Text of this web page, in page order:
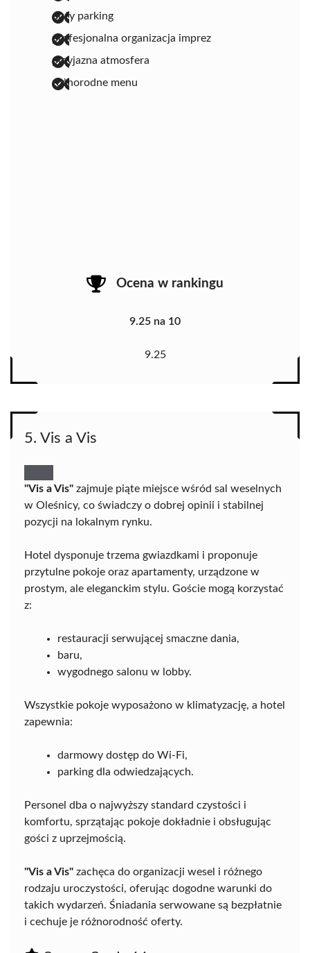
duży parking
profesjonalna organizacja imprez
przyjazna atmosfera
różnorodne menu
Ocena w rankingu
9.25 na 10
9.25
5. Vis a Vis
"Vis a Vis" zajmuje piąte miejsce wśród sal weselnych
w Oleśnicy, co świadczy o dobrej opinii i stabilnej
pozycji na lokalnym rynku.
Hotel dysponuje trzema gwiazdkami i proponuje
przytulne pokoje oraz apartamenty, urządzone w
prostym, ale eleganckim stylu. Goście mogą korzystać
z:
restauracji serwującej smaczne dania,
baru,
wygodnego salonu w lobby.
Wszystkie pokoje wyposażono w klimatyzację, a hotel
zapewnia:
darmowy dostęp do Wi-Fi,
parking dla odwiedzających.
Personel dba o najwyższy standard czystości i
komfortu, sprzątając pokoje dokładnie i obsługując
gości z uprzejmością.
"Vis a Vis" zachęca do organizacji wesel i różnego
rodzaju uroczystości, oferując dogodne warunki do
takich wydarzeń. Śniadania serwowane są bezpłatnie
i cechuje je różnorodność oferty.